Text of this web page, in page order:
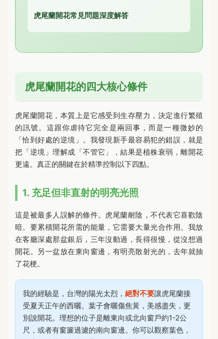
虎尾蘭開花常見問題深度解答
虎尾蘭開花的四大核心條件
虎尾蘭開花，本質上是它感受到生存壓力，決定進行繁殖
的訊號。這跟你虐待它完全是兩回事，而是一種微妙的
「恰到好處的逆境」。我發現新手最容易犯的錯誤，就是
把「逆境」理解成「不管它」，結果是植株衰弱，離開花
更遠。真正的關鍵在於精準控制以下四點。
1. 充足但非直射的明亮光照
這是被最多人誤解的條件。虎尾蘭耐陰，不代表它喜歡陰
暗。要累積開花所需的能量，它需要大量光合作用。我放
在客廳深處那盆銀后，三年沒動過，長得很慢，從沒想過
開花。另一盆放在東向窗邊，有明亮散射光的，去年就抽
了花梗。
我的經驗是，台灣的陽光太烈， 絕對不要讓虎尾蘭接
受夏天正午的西曬。葉子會曬傷焦黃，美感盡失，更
別說開花。理想的位子是離東向或北向窗戶約1-2公
尺，或者有窗簾過濾的南向窗邊。你可以觀察葉色，